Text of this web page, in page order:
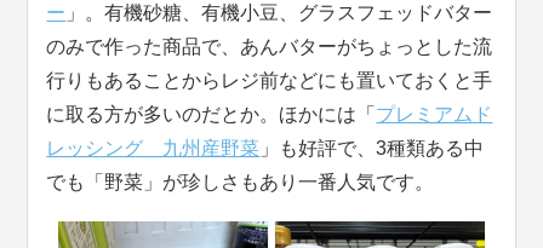
ー 」。有機砂糖、有機小豆、グラスフェッドバター
のみで作った商品で、あんバターがちょっとした流
行りもあることからレジ前などにも置いておくと手
に取る方が多いのだとか。ほかには「 プレミアムド
レッシング 九州産野菜 」も好評で、3種類ある中
でも「野菜」が珍しさもあり一番人気です。